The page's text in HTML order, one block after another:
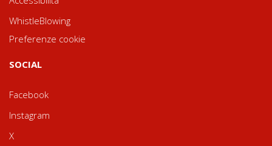
WhistleBlowing
Preferenze cookie
SOCIAL
Facebook
Instagram
X